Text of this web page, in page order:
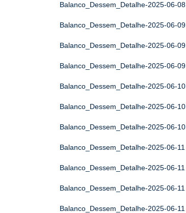
Balanco_Dessem_Detalhe-2025-06-08
Balanco_Dessem_Detalhe-2025-06-09
Balanco_Dessem_Detalhe-2025-06-09
Balanco_Dessem_Detalhe-2025-06-09
Balanco_Dessem_Detalhe-2025-06-10
Balanco_Dessem_Detalhe-2025-06-10
Balanco_Dessem_Detalhe-2025-06-10
Balanco_Dessem_Detalhe-2025-06-11
Balanco_Dessem_Detalhe-2025-06-11
Balanco_Dessem_Detalhe-2025-06-11
Balanco_Dessem_Detalhe-2025-06-11